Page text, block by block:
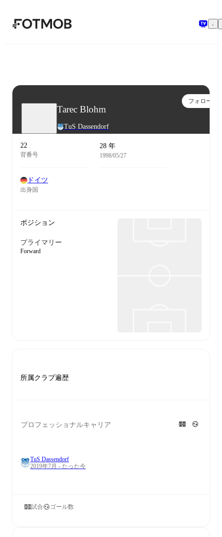
メインコンテンツへスキップ
Tarec Blohm
TuS Dassendorf
フォロー
22
背番号
28 年
1998/05/27
ドイツ
出身国
ポジション
プライマリー
Forward
所属クラブ遍歴
プロフェッショナルキャリア
TuS Dassendorf
2019年7月 - たった今
試合 ゴール数